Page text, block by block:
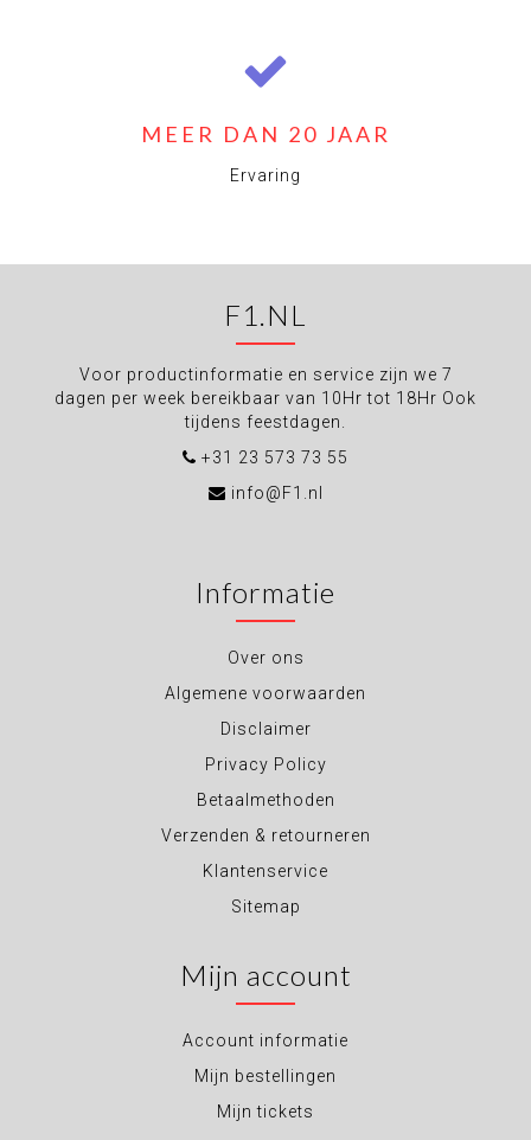
MEER DAN 20 JAAR
Ervaring
F1.NL
Voor productinformatie en service zijn we 7
dagen per week bereikbaar van 10Hr tot 18Hr Ook
tijdens feestdagen.
+31 23 573 73 55
info@F1.nl
Informatie
Over ons
Algemene voorwaarden
Disclaimer
Privacy Policy
Betaalmethoden
Verzenden & retourneren
Klantenservice
Sitemap
Mijn account
Account informatie
Mijn bestellingen
Mijn tickets